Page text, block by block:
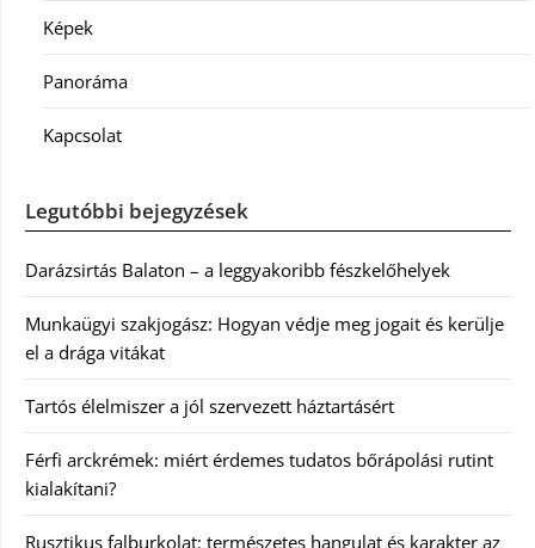
Képek
Panoráma
Kapcsolat
Legutóbbi bejegyzések
Darázsirtás Balaton – a leggyakoribb fészkelőhelyek
Munkaügyi szakjogász: Hogyan védje meg jogait és kerülje
el a drága vitákat
Tartós élelmiszer a jól szervezett háztartásért
Férfi arckrémek: miért érdemes tudatos bőrápolási rutint
kialakítani?
Rusztikus falburkolat: természetes hangulat és karakter az